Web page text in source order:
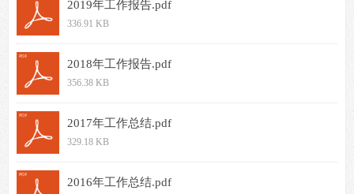
2019年工作报告.pdf
336.91 KB
2018年工作报告.pdf
356.38 KB
2017年工作总结.pdf
329.18 KB
2016年工作总结.pdf